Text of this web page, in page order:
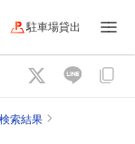
駐車場貸出
索結果